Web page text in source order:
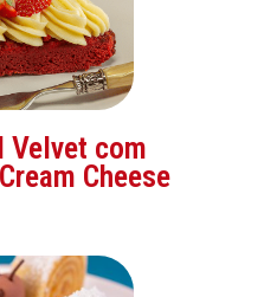
Velvet com
Cheese